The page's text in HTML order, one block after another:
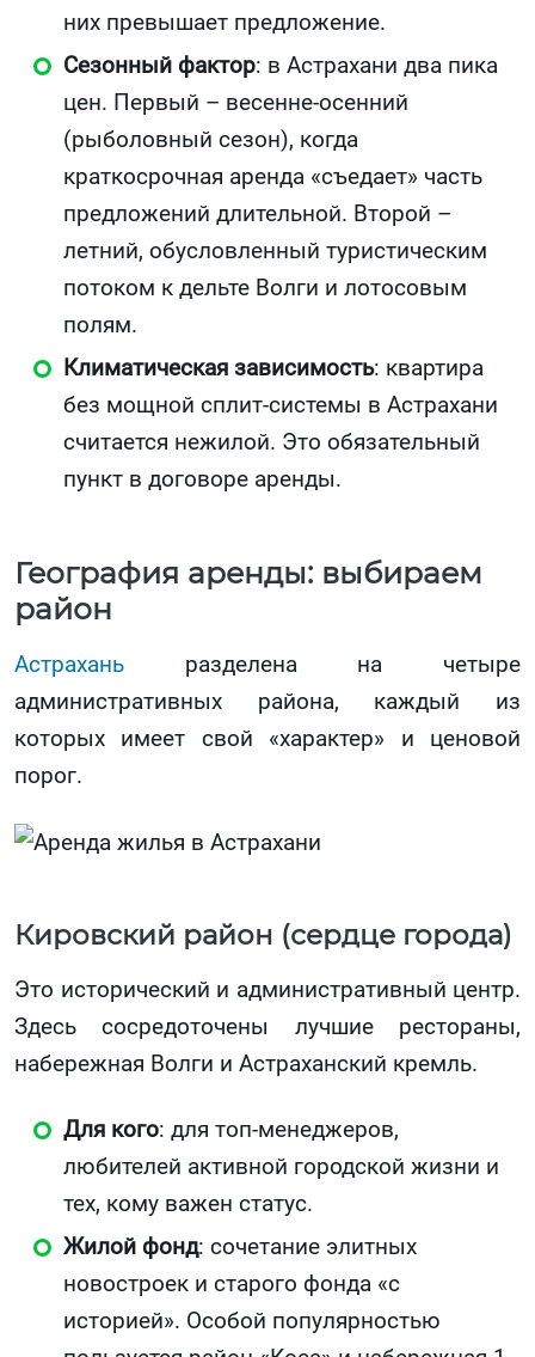
них превышает предложение.
Сезонный фактор: в Астрахани два пика
цен. Первый – весенне-осенний
(рыболовный сезон), когда
краткосрочная аренда «съедает» часть
предложений длительной. Второй –
летний, обусловленный туристическим
потоком к дельте Волги и лотосовым
полям.
Климатическая зависимость: квартира
без мощной сплит-системы в Астрахани
считается нежилой. Это обязательный
пункт в договоре аренды.
География аренды: выбираем
район
Астрахань разделена на четыре
административных района, каждый из
которых имеет свой «характер» и ценовой
порог.
Кировский район (сердце города)
Это исторический и административный центр.
Здесь сосредоточены лучшие рестораны,
набережная Волги и Астраханский кремль.
Для кого: для топ-менеджеров,
любителей активной городской жизни и
тех, кому важен статус.
Жилой фонд: сочетание элитных
новостроек и старого фонда «с
историей». Особой популярностью